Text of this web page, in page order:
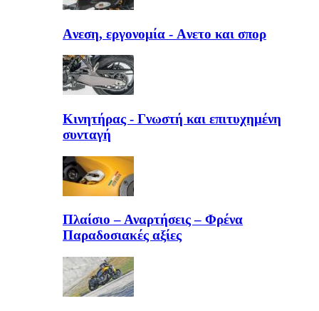
Aνεση, εργονομία - Aνετο και σπορ
Κινητήρας - Γνωστή και επιτυχημένη
συνταγή
Πλαίσιο – Αναρτήσεις – Φρένα
Παραδοσιακές αξίες